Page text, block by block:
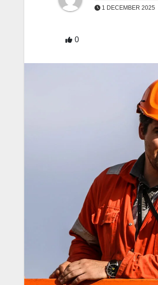
1 DECEMBER 2025
0